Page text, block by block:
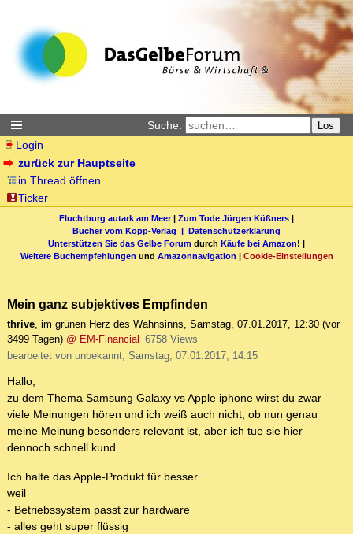
Suche: Los
Login
zurück zur Hauptseite
in Thread öffnen
Ticker
Fluchtburg autark am Meer| Zum Tode Jürgen Küßners |
Bücher vom Kopp-Verlag | Datenschutzerklärung
Unterstützen Sie das Gelbe Forum durch Käufe bei Amazon! |
Weitere Buchempfehlungen und Amazonnavigation | Cookie-Einstellungen
Mein ganz subjektives Empfinden
thrive, im grünen Herz des Wahnsinns, Samstag, 07.01.2017, 12:30 (vor
3499 Tagen) @ EM-Financial 6758 Views
bearbeitet von unbekannt, Samstag, 07.01.2017, 14:15
Hallo,
zu dem Thema Samsung Galaxy vs Apple iphone wirst du zwar
viele Meinungen hören und ich weiß auch nicht, ob nun genau
meine Meinung besonders relevant ist, aber ich tue sie hier
dennoch schnell kund.
Ich halte das Apple-Produkt für besser.
weil
- Betriebssystem passt zur hardware
- alles geht super flüssig